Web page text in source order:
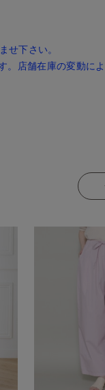
せ下さい。
。店舗在庫の変動に